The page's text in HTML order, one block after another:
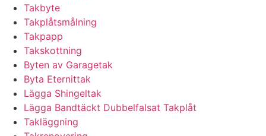
Takbyte
Takplåtsmålning
Takpapp
Takskottning
Byten av Garagetak
Byta Eternittak
Lägga Shingeltak
Lägga Bandtäckt Dubbelfalsat Takplåt
Takläggning